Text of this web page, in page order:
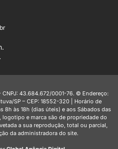
CNPJ: 43.684.672/0001-76. © Endereço:
SP – CEP: 18552-320 | Horário de
8h às 18h (dias úteis) e aos Sábados das
e marca são de propriedade do
a sua reprodução, total ou parcial,
da administradora do site.